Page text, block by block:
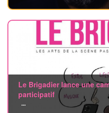
Le Brigadier lance une
participatif
...